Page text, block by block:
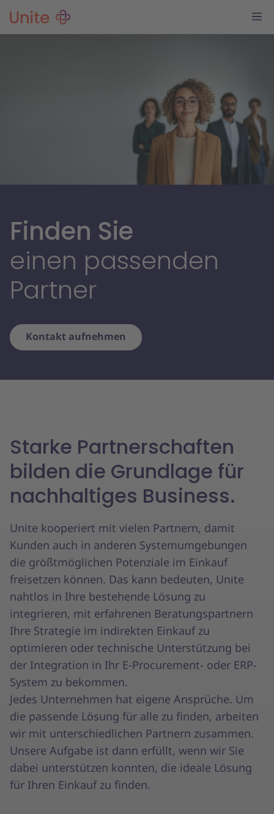
Finden Sie
einen passenden
Partner
Kontakt aufnehmen
Starke Partnerschaften
bilden die Grundlage für
nachhaltiges Business.
Unite kooperiert mit vielen Partnern, damit
Kunden auch in anderen Systemumgebungen
die größtmöglichen Potenziale im Einkauf
freisetzen können. Das kann bedeuten, Unite
nahtlos in Ihre bestehende Lösung zu
integrieren, mit erfahrenen Beratungspartnern
Ihre Strategie im indirekten Einkauf zu
optimieren oder technische Unterstützung bei
der Integration in Ihr E-Procurement- oder ERP-
System zu bekommen.
Jedes Unternehmen hat eigene Ansprüche. Um
die passende Lösung für alle zu finden, arbeiten
wir mit unterschiedlichen Partnern zusammen.
Unsere Aufgabe ist dann erfüllt, wenn wir Sie
dabei unterstützen konnten, die ideale Lösung
für Ihren Einkauf zu finden.